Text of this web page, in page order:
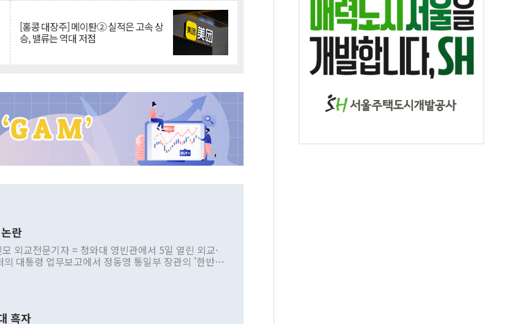
[홍콩 대장주] 메이퇀② 실적은 고속 상
승, 밸류는 역대 저점
란
외교전문기자 = 청와대 영빈관에서 5일 열린 외교·
의 대통령 업무보고에서 정동영 통일부 장관의 '한반도
조율을 거치지 않은 사안을 정책으로 추진하겠다고 공
비현실적 구상'이라는 비판을 내놨다. 그동안 정 장
흑자